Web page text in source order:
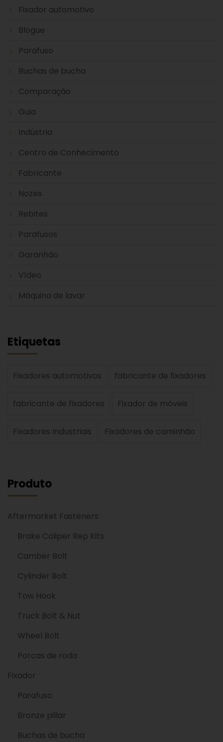
Fixador automotivo
Blogue
Parafuso
Buchas de bucha
Comparação
Guia
Indústria
Centro de Conhecimento
Fabricante
Nozes
Rebites
Parafusos
Garanhão
Vídeo
Máquina de lavar
Etiquetas
Fixadores automotivos fabricante de fixadores
fabricante de fixadores Fixador de móveis
Fixadores Industriais Fixadores de caminhão
Produto
Aftermarket Fasteners
Brake Caliper Rep Kits
Camber Bolt
Cylinder Bolt
Tow Hook
Truck Bolt & Nut
Wheel Bolt
Porcas de roda
Fixador
Parafuso
Bronze pillar
Buchas de bucha